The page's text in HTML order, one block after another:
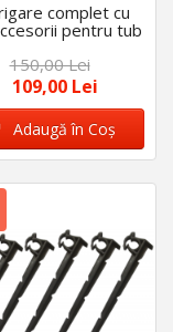
complet cu
pentru tub
de 16 mm
150,00 Lei
109,00 Lei
Adaugă în Coş